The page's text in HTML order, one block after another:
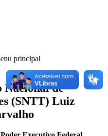
principal
Nacional de
(SNTT) Luiz